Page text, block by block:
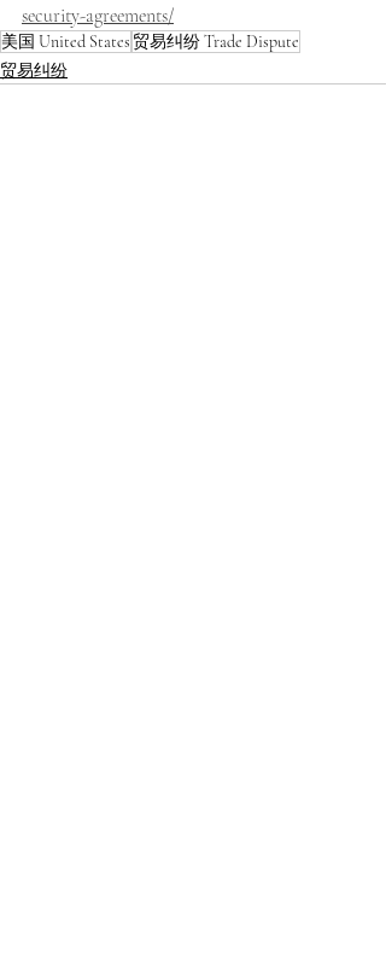
security-agreements/
美国 United States 贸易纠纷 Trade Dispute
贸易纠纷